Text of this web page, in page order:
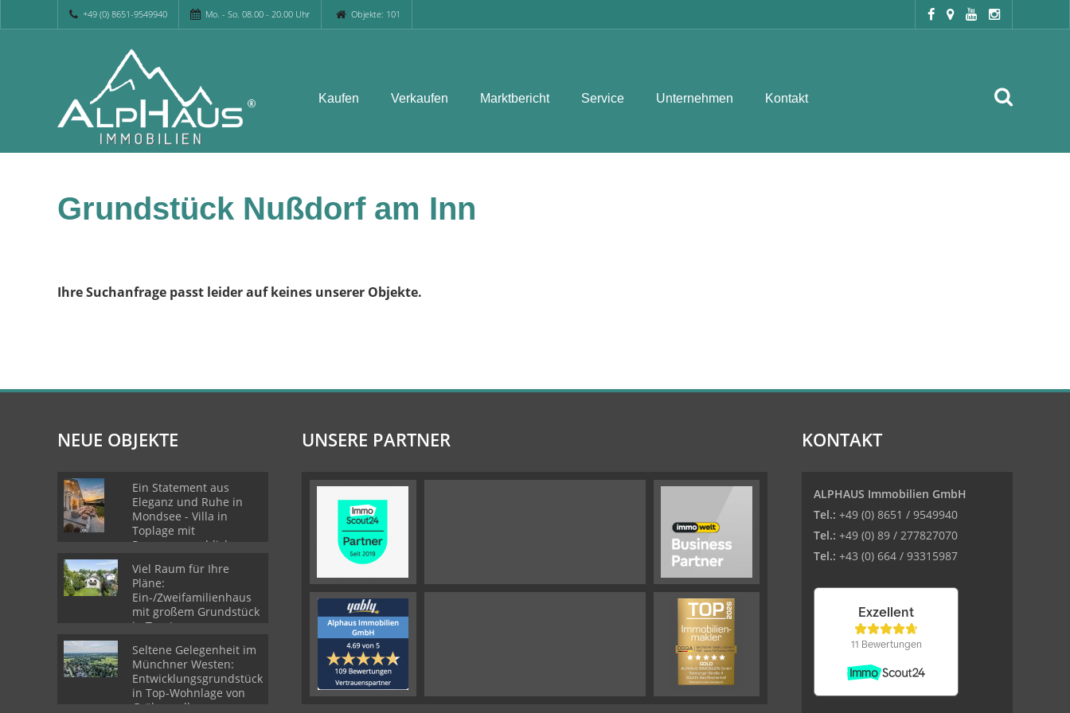
+49 (0) 8651-9549940 Mo. - So. 08.00 - 20.00 Uhr Objekte: 101
Kaufen Verkaufen Marktbericht Service Unternehmen Kontakt
Grundstück Nußdorf am Inn
Ihre Suchanfrage passt leider auf keines unserer Objekte.
NEUE OBJEKTE
Ein Statement aus
Eleganz und Ruhe in
Mondsee - Villa in
Toplage mit
Panoramaausblick
Viel Raum für Ihre
Pläne:
Ein-/Zweifamilienhaus
mit großem Grundstück
in Top-Lage von
Seltene Gelegenheit im
Münchner Westen:
Entwicklungsgrundstück
in Top-Wohnlage von
Gröbenzell
UNSERE PARTNER KONTAKT
ALPHAUS Immobilien GmbH
Tel.: +49 (0) 8651 / 9549940
Tel.: +49 (0) 89 / 277827070
Tel.: +43 (0) 664 / 93315987